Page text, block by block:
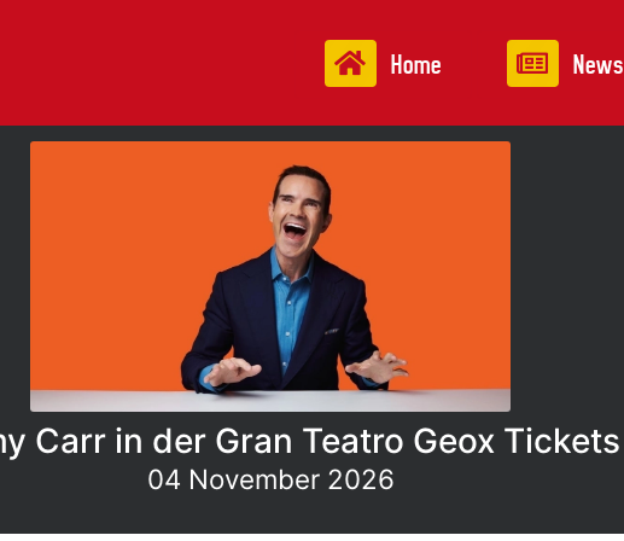
Home News
Carr in der Gran Teatro Geox Tickets
04 November 2026